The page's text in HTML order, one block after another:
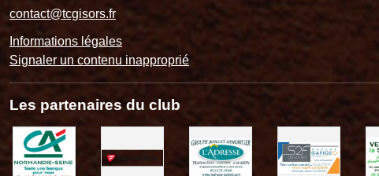
contact@tcgisors.fr
Informations légales
Signaler un contenu inapproprié
Les partenaires du club